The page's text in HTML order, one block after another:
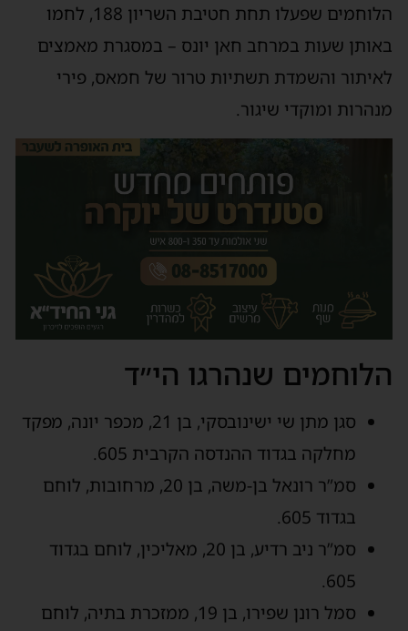
הלוחמים שפעלו תחת חטיבת השריון 188, לחמו
באותן שעות במרחב חאן יונס – במסגרת מאמצים
לאיתור והשמדת תשתיות טרור של חמאס, פירי
מנהרות ומוקדי שיגור.
הלוחמים שנהרגו הי״ד
סגן מתן שי ישינובסקי, בן 21, מכפר יונה, מפקד
מחלקה בגדוד ההנדסה הקרבית 605.
סמ”ר רונאל בן-משה, בן 20, מרחובות, לוחם
בגדוד 605.
סמ”ר ניב רדיע, בן 20, מאליכין, לוחם בגדוד
605.
סמל רונן שפירו, בן 19, ממזכרת בתיה, לוחם